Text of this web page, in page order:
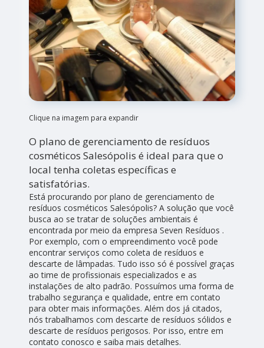
Clique na imagem para expandir
O plano de gerenciamento de resíduos
cosméticos Salesópolis é ideal para que o
local tenha coletas específicas e
satisfatórias.
Está procurando por plano de gerenciamento de
resíduos cosméticos Salesópolis? A solução que você
busca ao se tratar de soluções ambientais é
encontrada por meio da empresa Seven Resíduos .
Por exemplo, com o empreendimento você pode
encontrar serviços como coleta de resíduos e
descarte de lâmpadas. Tudo isso só é possível graças
ao time de profissionais especializados e as
instalações de alto padrão. Possuímos uma forma de
trabalho segurança e qualidade, entre em contato
para obter mais informações. Além dos já citados,
nós trabalhamos com descarte de resíduos sólidos e
descarte de resíduos perigosos. Por isso, entre em
contato conosco e saiba mais detalhes.